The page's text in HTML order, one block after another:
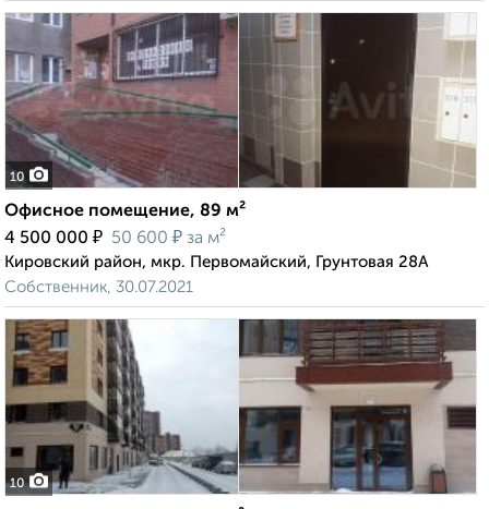
10
Офисное помещение, 89 м²
4 500 000 ₽ 50 600 ₽ за м²
Кировский район, мкр. Первомайский, Грунтовая 28А
Собственник, 30.07.2021
10